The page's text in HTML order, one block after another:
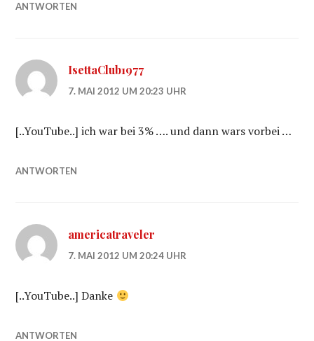
ANTWORTEN
IsettaClub1977
7. MAI 2012 UM 20:23 UHR
[..YouTube..] ich war bei 3% …. und dann wars vorbei …
ANTWORTEN
americatraveler
7. MAI 2012 UM 20:24 UHR
[..YouTube..] Danke
ANTWORTEN